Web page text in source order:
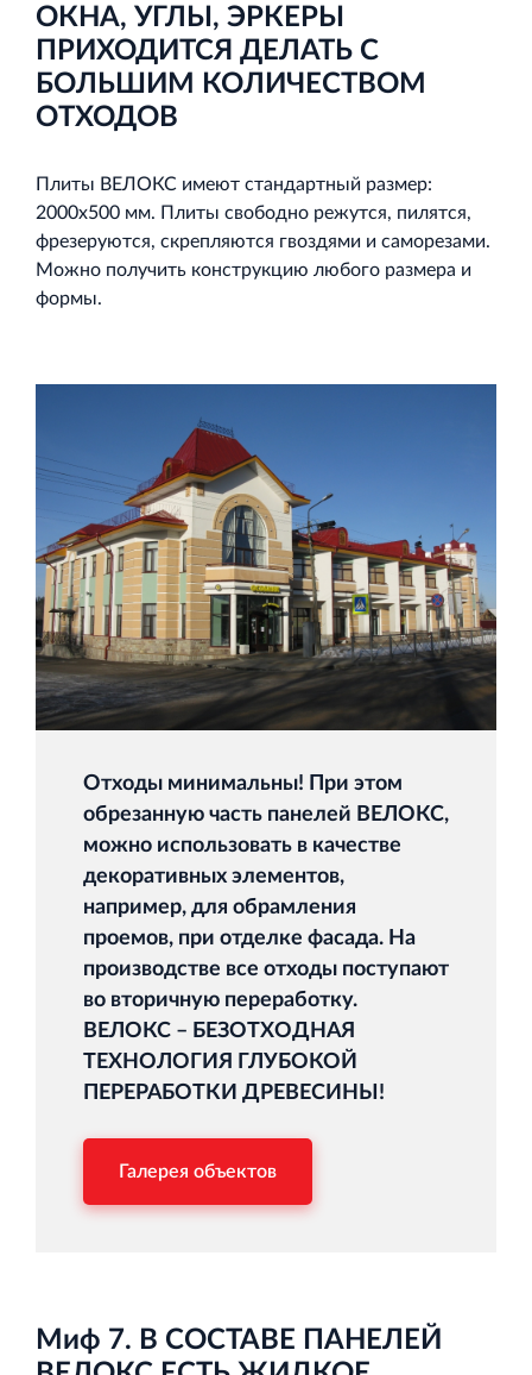
ОКНА, УГЛЫ, ЭРКЕРЫ
ПРИХОДИТСЯ ДЕЛАТЬ С
БОЛЬШИМ КОЛИЧЕСТВОМ
ОТХОДОВ
Плиты ВЕЛОКС имеют стандартный размер:
2000х500 мм. Плиты свободно режутся, пилятся,
фрезеруются, скрепляются гвоздями и саморезами.
Можно получить конструкцию любого размера и
формы.
Отходы минимальны! При этом
обрезанную часть панелей ВЕЛОКС,
можно использовать в качестве
декоративных элементов,
например, для обрамления
проемов, при отделке фасада. На
производстве все отходы поступают
во вторичную переработку.
ВЕЛОКС – БЕЗОТХОДНАЯ
ТЕХНОЛОГИЯ ГЛУБОКОЙ
ПЕРЕРАБОТКИ ДРЕВЕСИНЫ!
Галерея объектов
Миф 7. В СОСТАВЕ ПАНЕЛЕЙ